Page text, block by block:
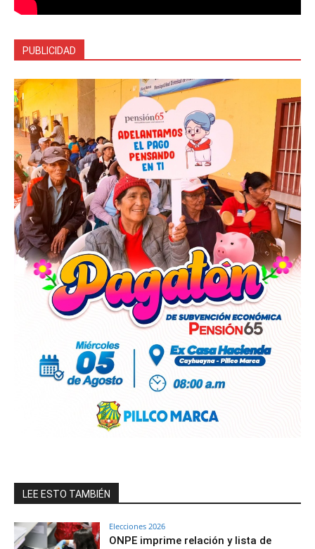
PUBLICIDAD
LEE ESTO TAMBIÉN
Elecciones 2026
ONPE imprime relación y lista de